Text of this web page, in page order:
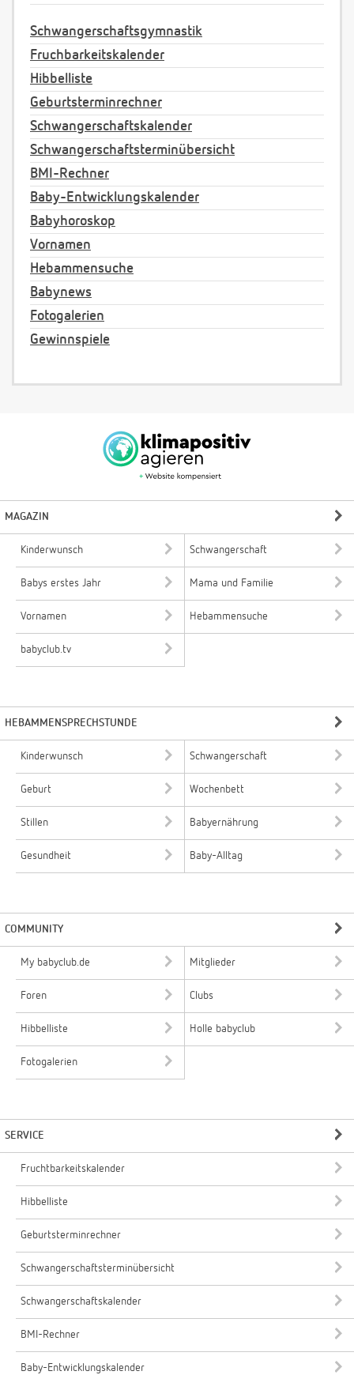
Schwangerschaftsgymnastik
Fruchbarkeitskalender
Hibbelliste
Geburtsterminrechner
Schwangerschaftskalender
Schwangerschaftsterminübersicht
BMI-Rechner
Baby-Entwicklungskalender
Babyhoroskop
Vornamen
Hebammensuche
Babynews
Fotogalerien
Gewinnspiele
MAGAZIN
Kinderwunsch Schwangerschaft
Babys erstes Jahr Mama und Familie
Vornamen Hebammensuche
babyclub.tv
HEBAMMENSPRECHSTUNDE
Kinderwunsch Schwangerschaft
Geburt Wochenbett
Stillen Babyernährung
Gesundheit Baby-Alltag
COMMUNITY
My babyclub.de Mitglieder
Foren Clubs
Hibbelliste Holle babyclub
Fotogalerien
SERVICE
Fruchtbarkeitskalender
Hibbelliste
Geburtsterminrechner
Schwangerschaftsterminübersicht
Schwangerschaftskalender
BMI-Rechner
Baby-Entwicklungskalender